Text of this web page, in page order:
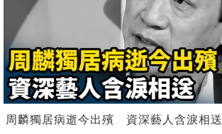
周麟獨居病逝今出殯 資深藝人含淚相送